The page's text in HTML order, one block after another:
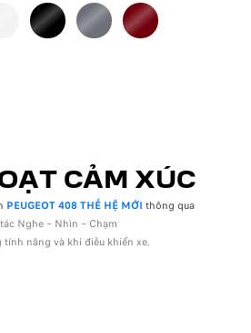
CẢM XÚC
PEUGEOT 408 THẾ HỆ MỚI thông qua ​
Nghe – Nhìn – Chạm
tính năng và khi điều khiển xe.